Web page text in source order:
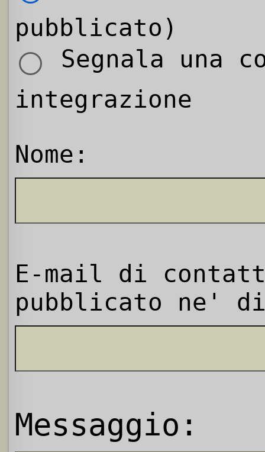
pubblicato)
Segnala una
integrazione
Nome:
E-mail di
pubblicato ne'
Messaggio: